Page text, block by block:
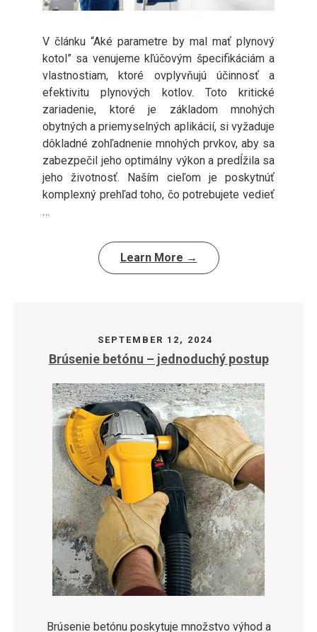
V článku “Aké parametre by mal mať plynový
kotol” sa venujeme kľúčovým špecifikáciám a
vlastnostiam, ktoré ovplyvňujú účinnosť a
efektivitu plynových kotlov. Toto kritické
zariadenie, ktoré je základom mnohých
obytných a priemyselných aplikácií, si vyžaduje
dôkladné zohľadnenie mnohých prvkov, aby sa
zabezpečil jeho optimálny výkon a predĺžila sa
jeho životnosť. Naším cieľom je poskytnúť
komplexný prehľad toho, čo potrebujete vedieť
…
Learn More →
SEPTEMBER 12, 2024
Brúsenie betónu – jednoduchý postup
Brúsenie betónu poskytuje množstvo výhod a